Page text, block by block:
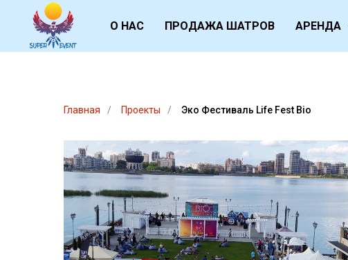
О НАС ПРОДАЖА ШАТРОВ АРЕНДА
Главная / Проекты / Эко Фестиваль Life Fest Bio